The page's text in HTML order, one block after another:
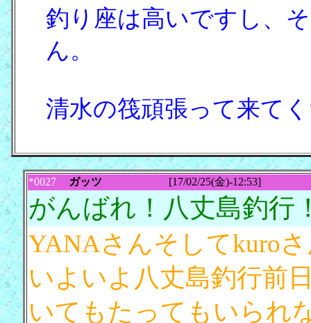
釣り座は高いですし、
ん。
清水の筏頑張って来て
*0027 ガッツ [17/02/25(金)-12:53]
がんばれ！八丈島釣行
YANAさんそしてkuro
いよいよ八丈島釣行前
いてもたってもいられ